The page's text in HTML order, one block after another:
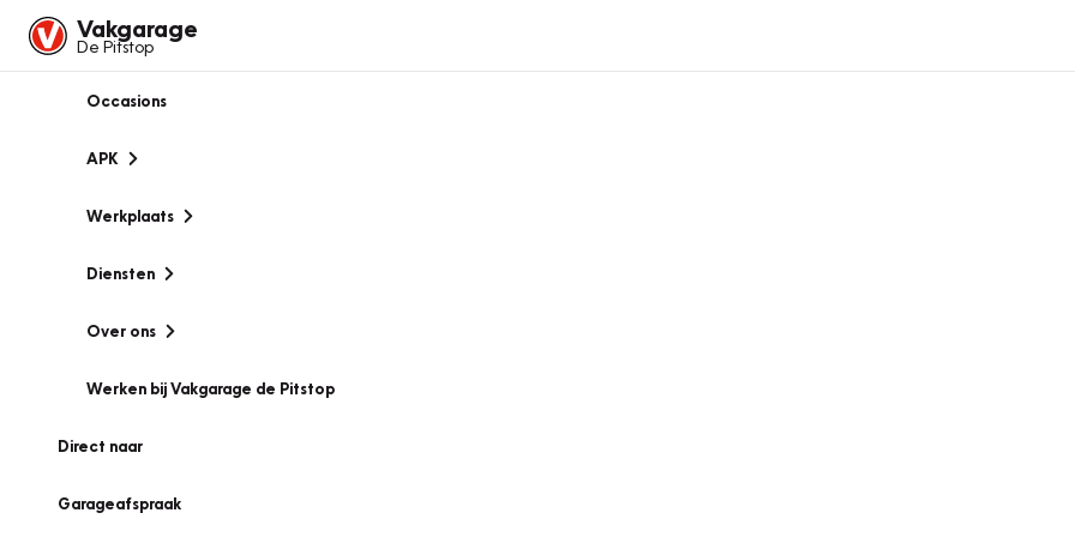
Vakgarage
De Pitstop
Occasions
APK
Werkplaats
Diensten
Over ons
Werken bij Vakgarage de Pitstop
Direct naar
Garageafspraak